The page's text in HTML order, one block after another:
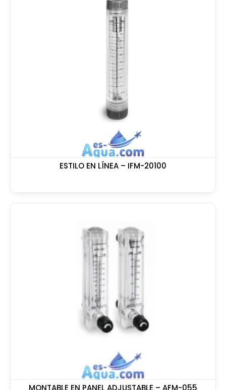
ESTILO EN LÍNEA – IFM-20100
MONTABLE EN PANEL ADJUSTABLE – AFM-055